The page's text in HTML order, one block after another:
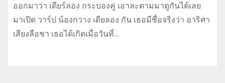
ออกมาว่า เดียร์ลอง กระบองคู่ เอาละตามมาดูกันได้เลย
มาเปิด วาร์ป น้องกวาง เดียลอง กัน เธอมีชื่อจริงว่า อาริศา
เสียงลือชา เธอได้เกิดเมื่อวันที่…